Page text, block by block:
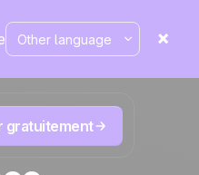
gratuitement